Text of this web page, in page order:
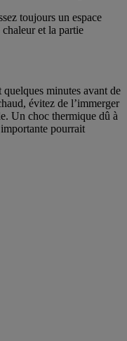
toujours un espace
et la partie
minutes avant de
évitez de l’immerger
Un choc thermique dû à
pourrait